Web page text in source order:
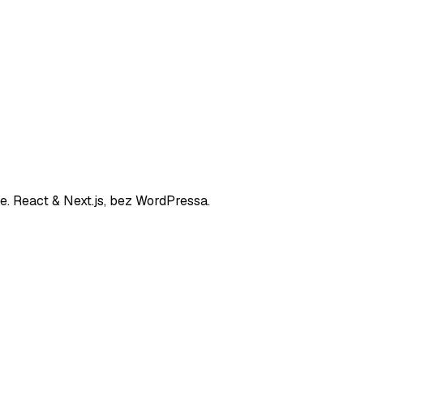
& Next.js, bez WordPressa.